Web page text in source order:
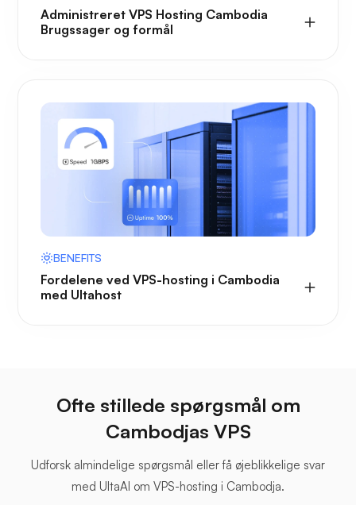
Administreret VPS Hosting Cambodia
Brugssager og formål
BENEFITS
Fordelene ved VPS-hosting i Cambodia
med Ultahost
Ofte stillede spørgsmål om
Cambodjas VPS
Udforsk almindelige spørgsmål eller få øjeblikkelige svar
med UltaAI om VPS-hosting i Cambodja.